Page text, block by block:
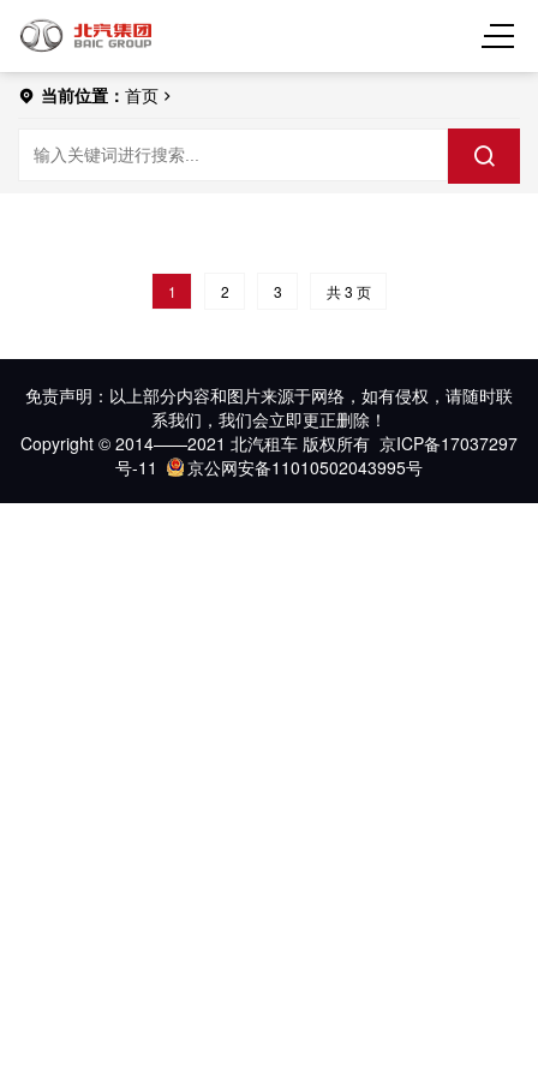
当前位置： 首页
1 2 3 共 3 页
免责声明：以上部分内容和图片来源于网络，如有侵权，请随时联
系我们，我们会立即更正删除！
Copyright © 2014——2021 北汽租车 版权所有 京ICP备17037297
号-11
京公网安备11010502043995号